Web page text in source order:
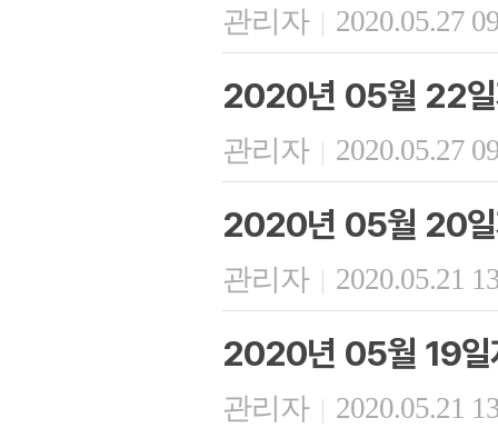
관리자 | 2020.05.27
2020년 05월 22일
관리자 | 2020.05.27
2020년 05월 20일
관리자 | 2020.05.21
2020년 05월 19일
관리자 | 2020.05.21